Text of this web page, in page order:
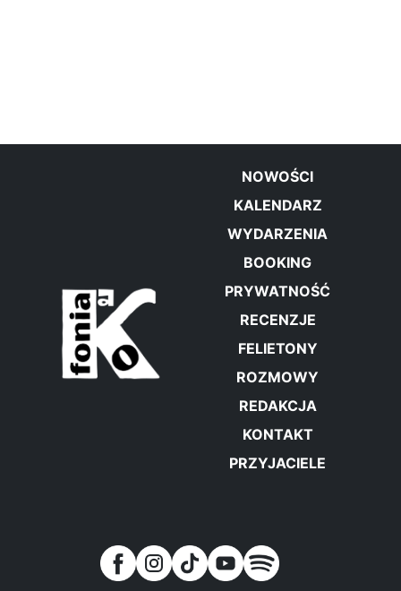
NOWOŚCI
KALENDARZ
WYDARZENIA
BOOKING
PRYWATNOŚĆ
RECENZJE
FELIETONY
ROZMOWY
REDAKCJA
KONTAKT
PRZYJACIELE